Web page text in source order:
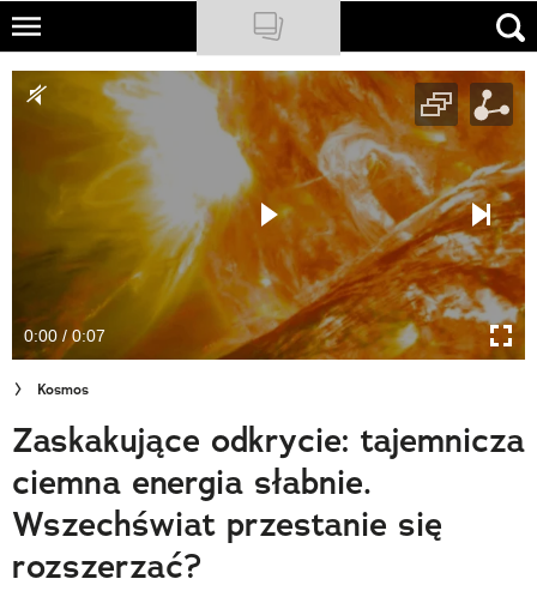
Skip
main
NATIONAL GEOGRAPHIC
PODCASTY
Cuda Polski
Wielki Konkurs Fotograficzny
Trendbook Podróżniczy
Polecane
0:00 / 0:07
Kosmos
Zaskakujące odkrycie: tajemnicza
ciemna energia słabnie.
Wszechświat przestanie się
rozszerzać?